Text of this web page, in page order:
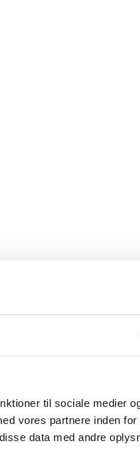
til sociale medier
vores partnere inden for
data med andre